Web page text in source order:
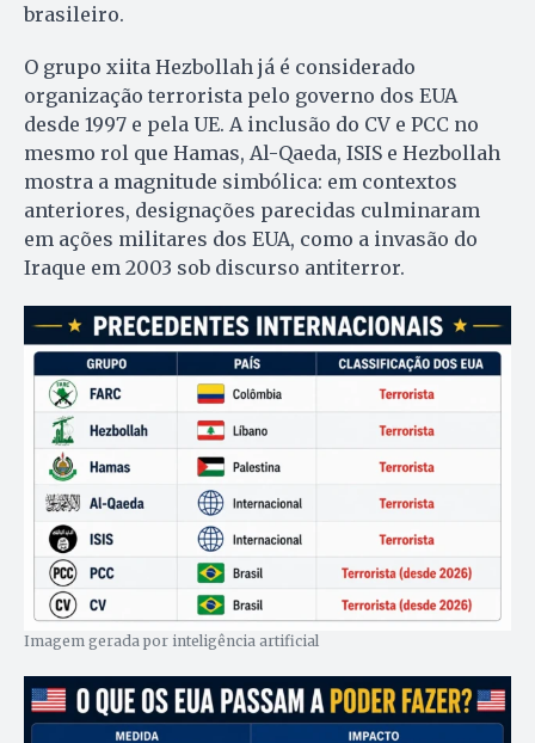
brasileiro.
O grupo xiita Hezbollah já é considerado
organização terrorista pelo governo dos EUA
desde 1997 e pela UE. A inclusão do CV e PCC no
mesmo rol que Hamas, Al-Qaeda, ISIS e Hezbollah
mostra a magnitude simbólica: em contextos
anteriores, designações parecidas culminaram
em ações militares dos EUA, como a invasão do
Iraque em 2003 sob discurso antiterror.
Imagem gerada por inteligência artificial